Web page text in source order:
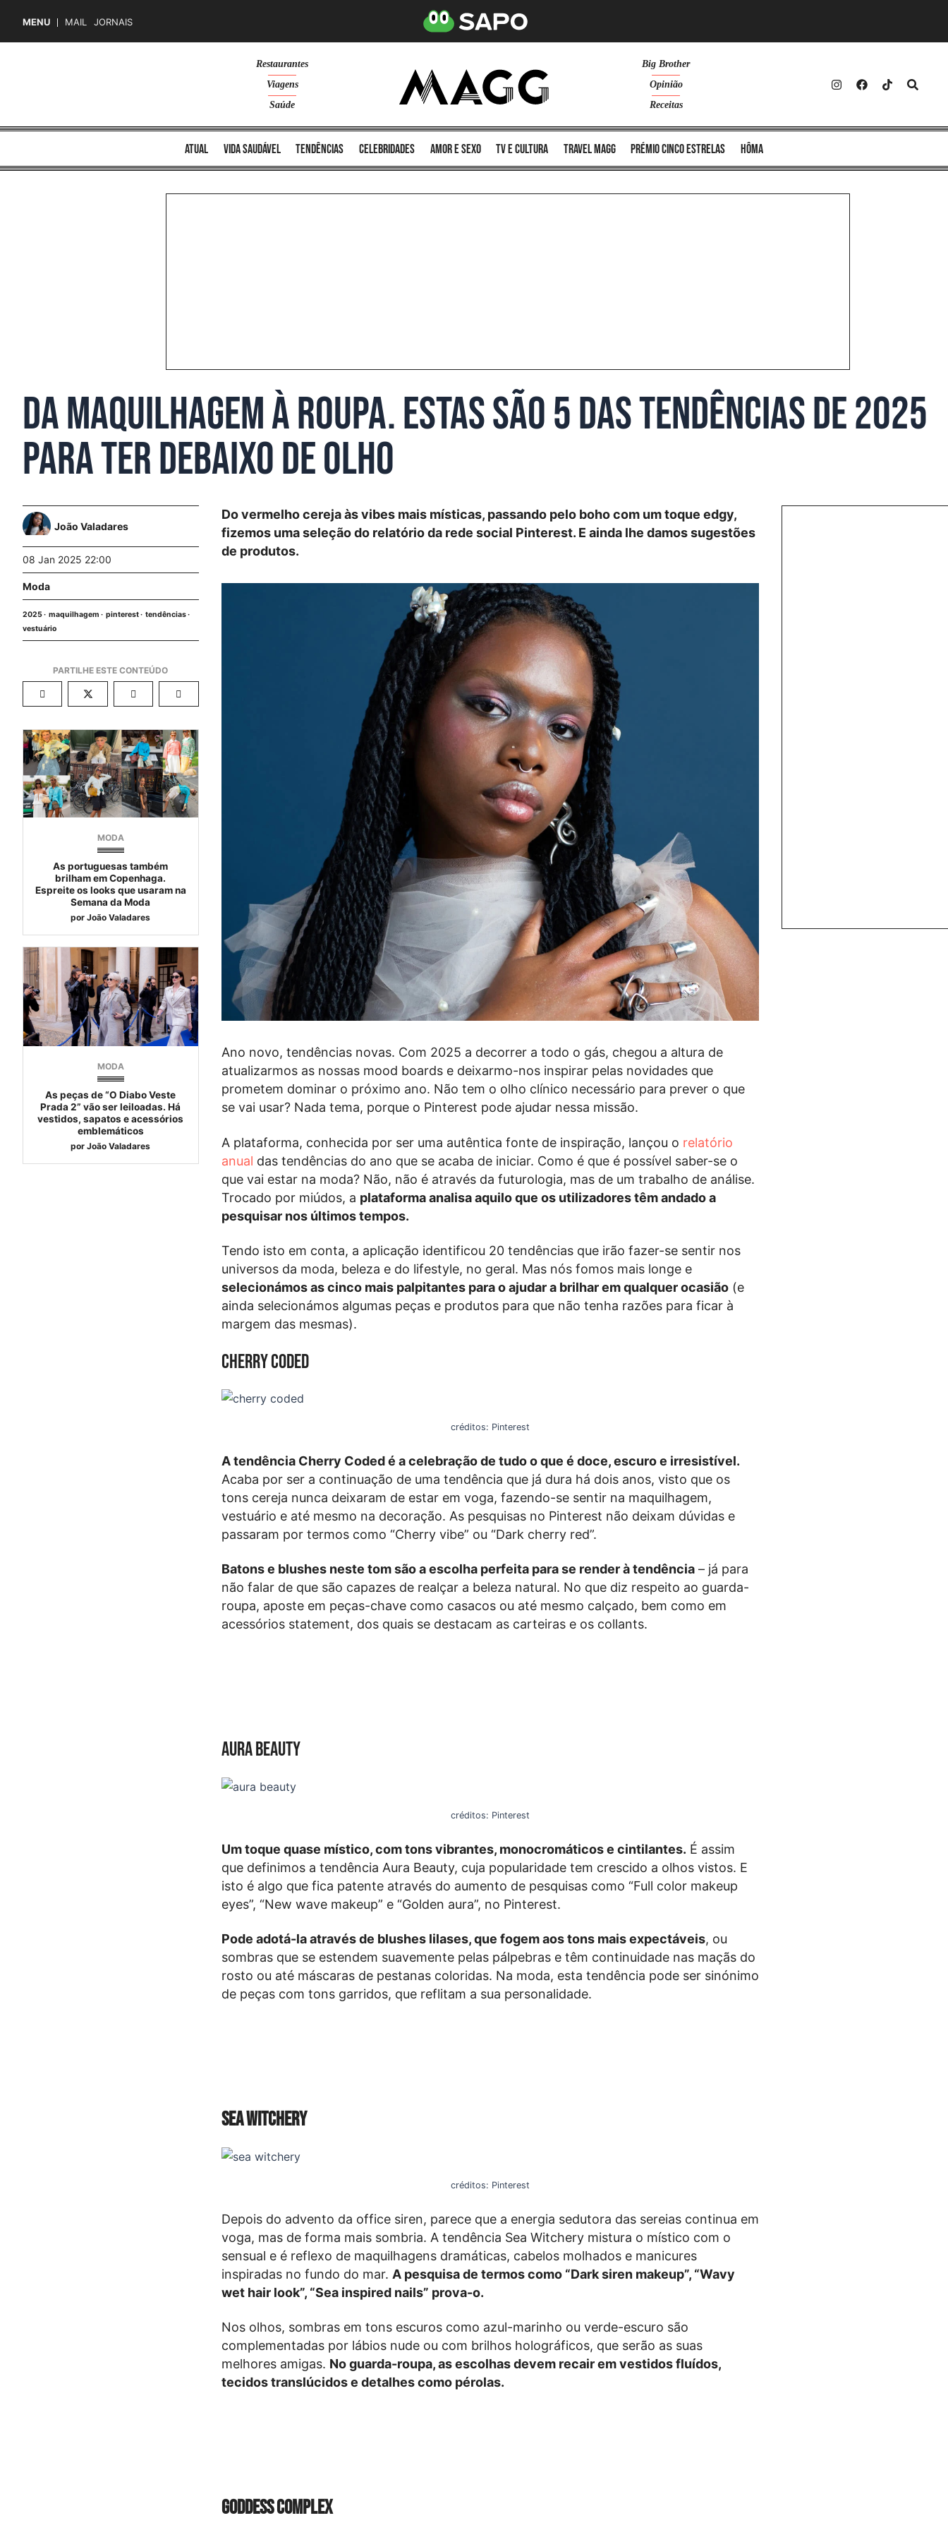
MENU MAIL JORNAIS
Restaurantes
Viagens
Saúde
Big Brother
Opinião
Receitas
atual vida saudável tendências celebridades amor e sexo TV e cultura Travel MAGG Prémio Cinco Estrelas Hôma
Da maquilhagem à roupa. Estas são 5 das tendências de 2025
para ter debaixo de olho
João Valadares
08 Jan 2025 22:00
Moda
2025 maquilhagem pinterest
tendências
vestuário
MODA
As portuguesas também
brilham em Copenhaga.
Espreite os looks que usaram na
Semana da Moda
por João Valadares
MODA
As peças de “O Diabo Veste
Prada 2” vão ser leiloadas. Há
vestidos, sapatos e acessórios
emblemáticos
por João Valadares
Do vermelho cereja às vibes mais místicas, passando pelo boho com um toque edgy,
fizemos uma seleção do relatório da rede social Pinterest. E ainda lhe damos sugestões
de produtos.
Ano novo, tendências novas. Com 2025 a decorrer a todo o gás, chegou a altura de
atualizarmos as nossas mood boards e deixarmo-nos inspirar pelas novidades que
prometem dominar o próximo ano. Não tem o olho clínico necessário para prever o que
se vai usar? Nada tema, porque o Pinterest pode ajudar nessa missão.
A plataforma, conhecida por ser uma autêntica fonte de inspiração, lançou o relatório
anual das tendências do ano que se acaba de iniciar. Como é que é possível saber-se o
que vai estar na moda? Não, não é através da futurologia, mas de um trabalho de análise.
Trocado por miúdos, a plataforma analisa aquilo que os utilizadores têm andado a
pesquisar nos últimos tempos.
Tendo isto em conta, a aplicação identificou 20 tendências que irão fazer-se sentir nos
universos da moda, beleza e do lifestyle, no geral. Mas nós fomos mais longe e
selecionámos as cinco mais palpitantes para o ajudar a brilhar em qualquer ocasião(e
ainda selecionámos algumas peças e produtos para que não tenha razões para ficar à
margem das mesmas).
Cherry Coded
créditos: Pinterest
A tendência Cherry Coded é a celebração de tudo o que é doce, escuro e irresistível.
Acaba por ser a continuação de uma tendência que já dura há dois anos, visto que os
tons cereja nunca deixaram de estar em voga, fazendo-se sentir na maquilhagem,
vestuário e até mesmo na decoração. As pesquisas no Pinterest não deixam dúvidas e
passaram por termos como “Cherry vibe” ou “Dark cherry red”.
Batons e blushes neste tom são a escolha perfeita para se render à tendência– já para
não falar de que são capazes de realçar a beleza natural. No que diz respeito ao guarda-
roupa, aposte em peças-chave como casacos ou até mesmo calçado, bem como em
acessórios statement, dos quais se destacam as carteiras e os collants.
Aura Beauty
créditos: Pinterest
Um toque quase místico, com tons vibrantes, monocromáticos e cintilantes. É assim
que definimos a tendência Aura Beauty, cuja popularidade tem crescido a olhos vistos. E
isto é algo que fica patente através do aumento de pesquisas como “Full color makeup
eyes”, “New wave makeup” e “Golden aura”, no Pinterest.
Pode adotá-la através de blushes lilases, que fogem aos tons mais expectáveis, ou
sombras que se estendem suavemente pelas pálpebras e têm continuidade nas maçãs do
rosto ou até máscaras de pestanas coloridas. Na moda, esta tendência pode ser sinónimo
de peças com tons garridos, que reflitam a sua personalidade.
Sea Witchery
créditos: Pinterest
Depois do advento da office siren, parece que a energia sedutora das sereias continua em
voga, mas de forma mais sombria. A tendência Sea Witchery mistura o místico com o
sensual e é reflexo de maquilhagens dramáticas, cabelos molhados e manicures
inspiradas no fundo do mar. A pesquisa de termos como “Dark siren makeup”, “Wavy
wet hair look”, “Sea inspired nails” prova-o.
Nos olhos, sombras em tons escuros como azul-marinho ou verde-escuro são
complementadas por lábios nude ou com brilhos holográficos, que serão as suas
melhores amigas. No guarda-roupa, as escolhas devem recair em vestidos fluídos,
tecidos translúcidos e detalhes como pérolas.
Goddess Complex